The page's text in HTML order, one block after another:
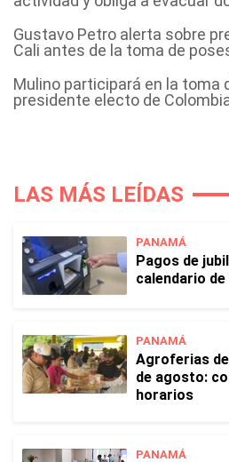
Gustavo Petro alerta sobre
Cali antes de la toma de
Mulino participará en la toma
presidente electo de
LAS MÁS LEÍDAS
PANAMÁ
Pagos de
calendario
PANAMÁ
Agroferias
de agosto:
horarios
PANAMÁ